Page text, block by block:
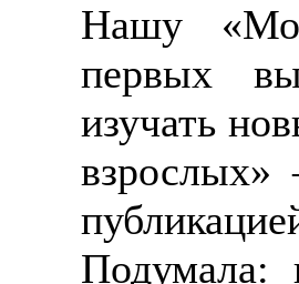
Нашу
первых
изучать
взрослых»
Подумала: